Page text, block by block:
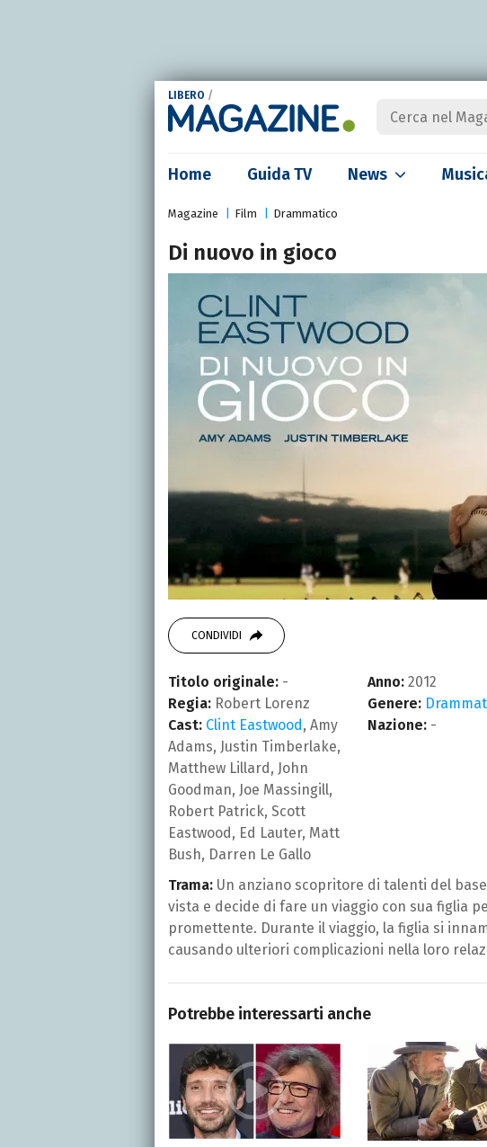
LIBERO /
Home Guida TV News
Magazine Film Drammatico
Di nuovo in gioco
CONDIVIDI
Titolo originale: -
Regia: Robert Lorenz
Cast: Clint Eastwood, Amy
Adams, Justin Timberlake,
Matthew Lillard, John
Goodman, Joe Massingill,
Robert Patrick, Scott
Eastwood, Ed Lauter, Matt
Bush, Darren Le Gallo
Anno: 2012
Genere:
Nazione: -
Trama: Un anziano scopritore di talenti del
vista e decide di fare un viaggio con sua figlia
promettente. Durante il viaggio, la figlia si
causando ulteriori complicazioni nella loro
Potrebbe interessarti anche